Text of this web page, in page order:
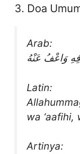
3. Doa
Arab:
وَاعْفُ عَنْهُ
Latin:
wa ‘aafihi,
Artinya: